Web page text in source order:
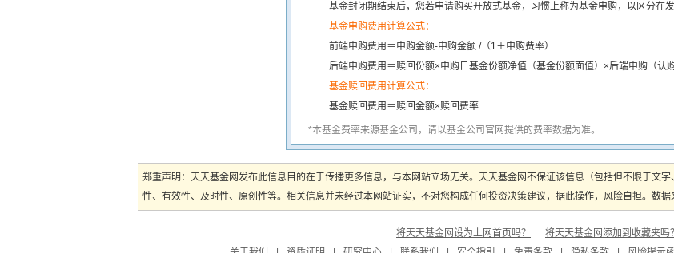
基金封闭期结束后，您若申请购买开放式基金，习惯上称为基金申购，以区分在发
基金申购费用计算公式：
前端申购费用＝申购金额-申购金额 /（1＋申购费率）
后端申购费用＝赎回份额×申购日基金份额净值（基金份额面值）×后端申购（认
基金赎回费用计算公式：
基金赎回费用＝赎回金额×赎回费率
*本基金费率来源基金公司，请以基金公司官网提供的费率数据为准。
郑重声明：天天基金网发布此信息目的在于传播更多信息，与本网站立场无关。天天基金网不保证该信息（包括但不限于文
性、有效性、及时性、原创性等。相关信息并未经过本网站证实，不对您构成任何投资决策建议，据此操作，风险自担。数据
将天天基金网设为上网首页吗？
将天天基金网添加到收藏夹吗？